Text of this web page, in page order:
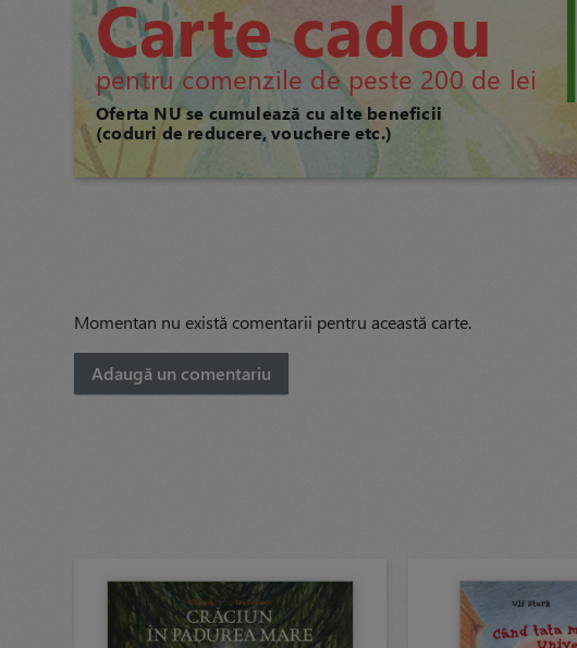
Carte cadou
pentru comenzile de peste 200 de lei
Oferta NU se cumulează cu alte beneficii
(coduri de reducere, vouchere etc.)
Momentan nu există comentarii pentru această carte.
Adaugă un comentariu